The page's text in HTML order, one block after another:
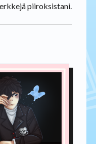
piiroksistani.